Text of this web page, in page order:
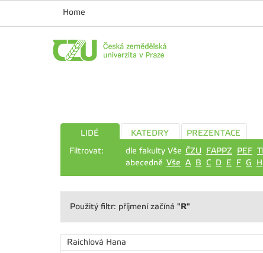
Home
LIDÉ KATEDRY
PREZENTACE
Filtrovat:
dle fakulty Vše ČZU FAPPZ PEF
abecedně Vše A B C D E F G H
Použitý filtr: příjmení začíná "R"
Raichlová Hana